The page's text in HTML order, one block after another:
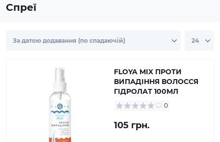
Спреї
FLOYA MIX ПРОТИ
ВИПАДІННЯ ВОЛОССЯ
ГІДРОЛАТ 100МЛ
0
105 грн.